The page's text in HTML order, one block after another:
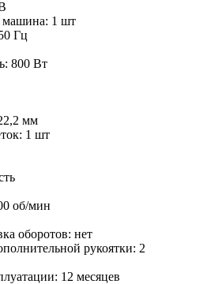
машина: 1 шт
Гц
800 Вт
мм
1 шт
об/мин
оборотов: нет
рукоятки: 2
12 месяцев